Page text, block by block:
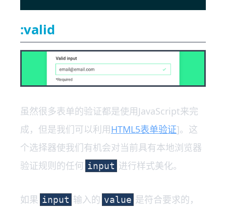
:valid
虽然很多表单的验证都是使用JavaScript来完
成，但是我们可以利用HTML5表单验证]。这
个选择器使我们有机会对当前具有本地浏览器
验证规则的任何 input 进行样式美化。
如果 input 输入的 value 是符合要求的，